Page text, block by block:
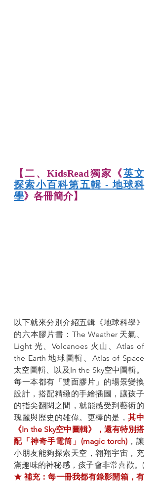
【二、KidsRead獨家《英文
探索小百科第五輯 - 地球科
學》各冊簡介】
以下就來分別介紹五輯《地球科學》
的六本膠片書：The Weather 天氣、
Light 光、Volcanoes 火山、Atlas of
the Earth 地球圖輯、Atlas of Space
太空圖輯、以及In the Sky空中圖輯。
每一本都有「雙面膠片」的場景變換
設計，搭配精緻的手繪插圖，讓孩子
的指尖翻閱之間，就能感受到藝術的
瑰麗與歷史的雄偉。更棒的是，其中
《In the Sky空中圖輯》，還有特別搭
配「神奇手電筒」(magic torch) ，讓
小朋友能夠探索天空，翱翔宇宙，充
★ 補充：每一冊我都有錄影開箱，有